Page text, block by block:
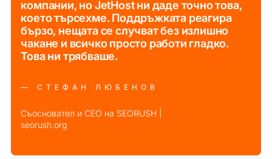
компании, но JetHost ни даде точно това,
което търсехме. Поддръжката реагира
бързо, нещата се случват без излишно
чакане и всичко просто работи гладко.
Това ни трябваше.
— СТЕФАН ЛЮБЕНОВ
Съосновател и CEO на SEORUSH |
seorush.org